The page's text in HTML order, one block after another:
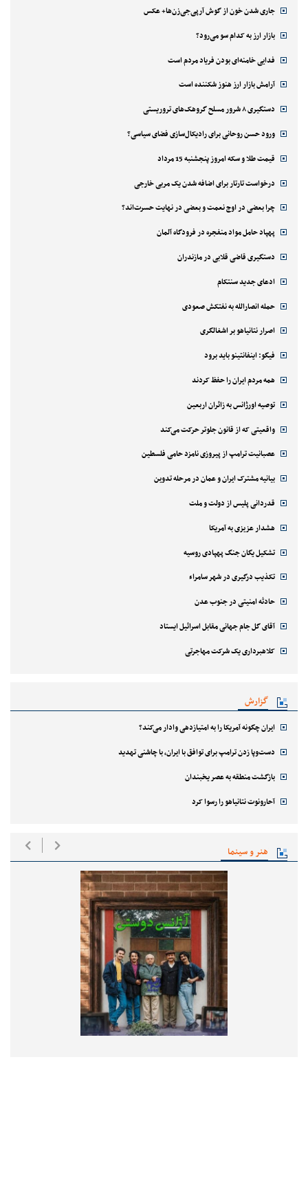
جاری شدن خون از گوش آرپی‌جی‌زن‌ها+ عکس
بازار ارز به کدام سو می‌رود؟
فدایی خامنه‌ای بودن فریاد مردم است
آرامش بازار ارز هنوز شکننده است
دستگیری ۸ شرور مسلح گروهک‌های تروریستی
ورود حسن روحانی برای رادیکال‌سازی فضای سیاسی؟
قیمت طلا و سکه امروز پنجشنبه 15 مرداد
درخواست تارتار برای اضافه شدن یک مربی خارجی
چرا بعضی در اوج نعمت و بعضی در نهایت حسرت‌اند؟
پهپاد حامل مواد منفجره در فرودگاه آلمان
دستگیری قاضی قلابی در مازندران
ادعای جدید سنتکام
حمله انصارالله به نفتکش صعودی
اصرار نتانیاهو بر اشغالگری
فیگو: اینفانتینو باید برود
همه مردم ایران را حفظ کردند
توصیه اورژانس به زائران اربعین
واقعیتی که از قانون جلوتر حرکت می‌کند
عصبانیت ترامپ از پیروزی نامزد حامی فلسطین
بیانیه مشترک ایران و عمان در مرحله تدوین
قدردانی پلیس از دولت و ملت
هشدار عزیزی به آمریکا
تشکیل یگان جنگ پهپادی روسیه
تکذیب درگیری در شهر سامراء
حادثه امنیتی در جنوب عدن
آقای گل جام جهانی مقابل اسرائیل ایستاد
کلاهبرداری یک شرکت مهاجرتی
گزارش
ایران چگونه آمریکا را به امتیازدهی وادار می‌کند؟
دست‌وپا زدن ترامپ برای توافق با ایران، با چاشنی تهدید
بازگشت منطقه به عصر یخبندان
آحارونوت نتانیاهو را رسوا کرد
هنر و سینما